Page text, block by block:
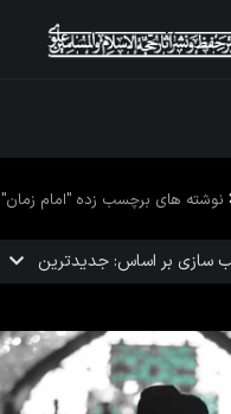
نوشته های برچسب زده "امام زمان"
سازی بر اساس: جدیدترین